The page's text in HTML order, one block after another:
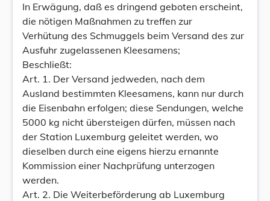
In Erwägung, daß es dringend geboten erscheint,
die nötigen Maßnahmen zu treffen zur
Verhütung des Schmuggels beim Versand des zur
Ausfuhr zugelassenen Kleesamens;
Beschließt:
Art. 1. Der Versand jedweden, nach dem
Ausland bestimmten Kleesamens, kann nur durch
die Eisenbahn erfolgen; diese Sendungen, welche
5000 kg nicht übersteigen dürfen, müssen nach
der Station Luxemburg geleitet werden, wo
dieselben durch eine eigens hierzu ernannte
Kommission einer Nachprüfung unterzogen
werden.
Art. 2. Die Weiterbeförderung ab Luxemburg